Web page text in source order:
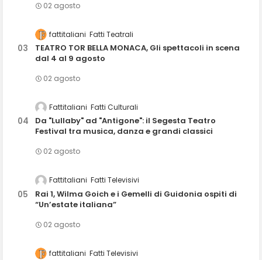
02 agosto
fattitaliani Fatti Teatrali
TEATRO TOR BELLA MONACA, Gli spettacoli in scena
dal 4 al 9 agosto
02 agosto
Fattitaliani Fatti Culturali
Da "Lullaby" ad "Antigone": il Segesta Teatro
Festival tra musica, danza e grandi classici
02 agosto
Fattitaliani Fatti Televisivi
Rai 1, Wilma Goich e i Gemelli di Guidonia ospiti di
“Un’estate italiana”
02 agosto
fattitaliani Fatti Televisivi